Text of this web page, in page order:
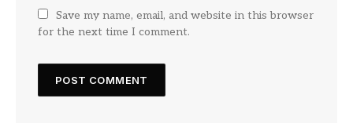
Save my name, email, and website in this browser
for the next time I comment.